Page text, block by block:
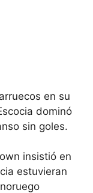
en su
dominó
sin goles.
insistió en
estuvieran